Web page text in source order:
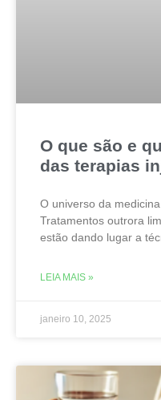
O que são e
das terapias
O universo da
Tratamentos outrora
estão dando lugar a
LEIA MAIS »
janeiro 10, 2025